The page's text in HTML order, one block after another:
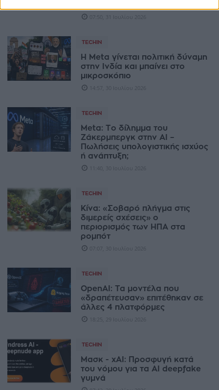
07:50, 31 Ιουλίου 2026
TECHIN
Η Meta γίνεται πολιτική δύναμη
στην Ινδία και μπαίνει στο
μικροσκόπιο
14:57, 30 Ιουλίου 2026
TECHIN
Meta: Το δίλημμα του
Ζάκερμπεργκ στην AI –
Πωλήσεις υπολογιστικής ισχύος
ή ανάπτυξη;
11:40, 30 Ιουλίου 2026
TECHIN
Κίνα: «Σοβαρό πλήγμα στις
διμερείς σχέσεις» ο
περιορισμός των ΗΠΑ στα
ρομπότ
07:07, 30 Ιουλίου 2026
TECHIN
OpenAI: Τα μοντέλα που
«δραπέτευσαν» επιτέθηκαν σε
άλλες 4 πλατφόρμες
18:25, 29 Ιουλίου 2026
TECHIN
Μασκ - xAI: Προσφυγή κατά
του νόμου για τα AI deepfake
γυμνά